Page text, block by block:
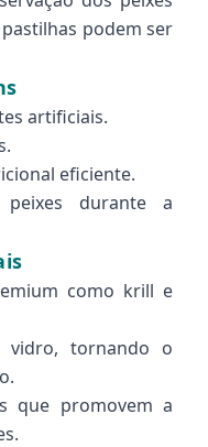
podem ser
artificiais.
eficiente.
peixes durante a
como krill e
vidro, tornando o
que promovem a